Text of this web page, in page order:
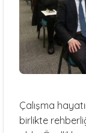
Çalışma
birlikte